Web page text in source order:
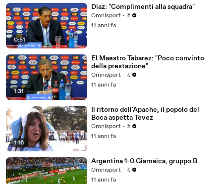
0:51
Diaz: "Complimenti alla squadra"
Omnisport - it
11 anni fa
1:31
El Maestro Tabarez: "Poco convinto
della prestazione"
Omnisport - it
11 anni fa
1:16
Il ritorno dell'Apache, il popolo del
Boca aspetta Tevez
Omnisport - it
11 anni fa
Argentina 1-0 Giamaica, gruppo B
Omnisport - it
11 anni fa